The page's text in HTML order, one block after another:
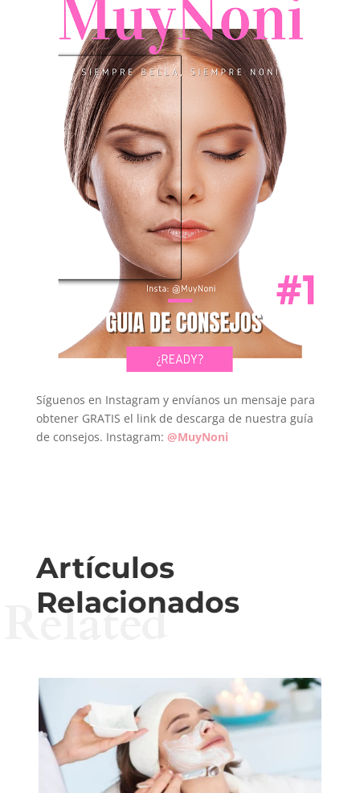
Síguenos en Instagram y envíanos un mensaje para
obtener GRATIS el link de descarga de nuestra guía
de consejos. Instagram: @MuyNoni
Artículos
Relacionados
Related